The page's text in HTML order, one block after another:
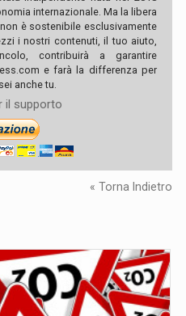
internazionale. Ma la libera
è sostenibile esclusivamente
i nostri contenuti, il tuo aiuto,
contribuirà a garantire
e farà la differenza per
anche tu.
il supporto
« Torna Indietro